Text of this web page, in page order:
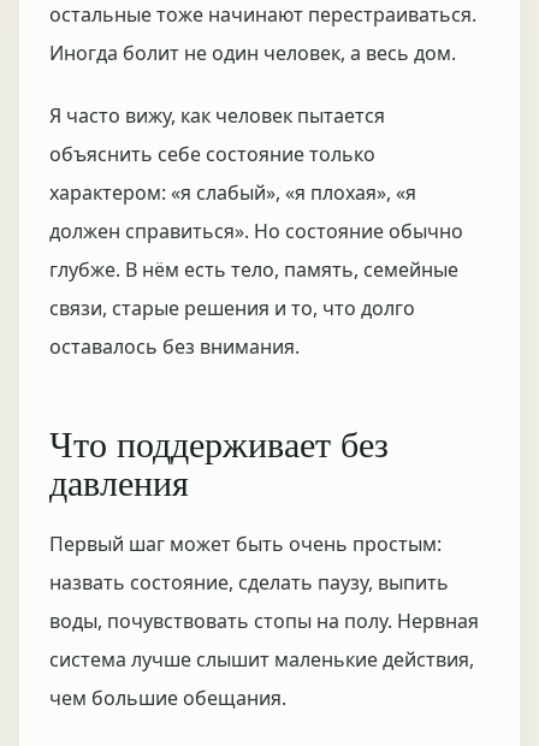
остальные тоже начинают перестраиваться.
Иногда болит не один человек, а весь дом.
Я часто вижу, как человек пытается
объяснить себе состояние только
характером: «я слабый», «я плохая», «я
должен справиться». Но состояние обычно
глубже. В нём есть тело, память, семейные
связи, старые решения и то, что долго
оставалось без внимания.
Что поддерживает без
давления
Первый шаг может быть очень простым:
назвать состояние, сделать паузу, выпить
воды, почувствовать стопы на полу. Нервная
система лучше слышит маленькие действия,
чем большие обещания.